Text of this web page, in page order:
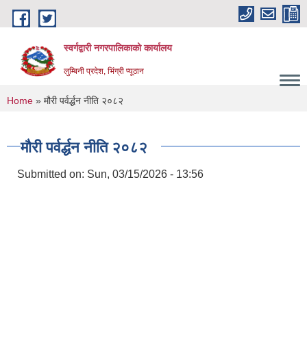
Skip to main content
स्वर्गद्वारी नगरपालिकाको कार्यालय
लुम्बिनी प्रदेश, भिंग्री प्यूठान
You are here
Home » मौरी पर्वर्द्धन नीति २०८२
मौरी पर्वर्द्धन नीति २०८२
Submitted on: Sun, 03/15/2026 - 13:56